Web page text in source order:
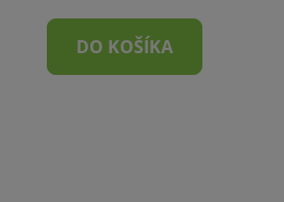
DO KOŠÍKA